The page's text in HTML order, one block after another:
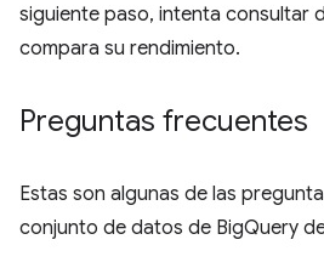
siguiente paso, intenta consultar
compara su rendimiento.
Preguntas frecuentes
Estas son algunas de las
conjunto de datos de BigQuery